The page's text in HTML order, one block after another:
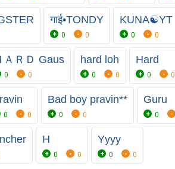
गाई•TONDY
0 0
KUNA☯️YT
0 0
ＡＲＤ Gaus
0 0
hard loh
0 0
Hard
0 0
0 0
Bad boy pravin**
0 0
Guru
0
H
0 0
Yyyy
0 0